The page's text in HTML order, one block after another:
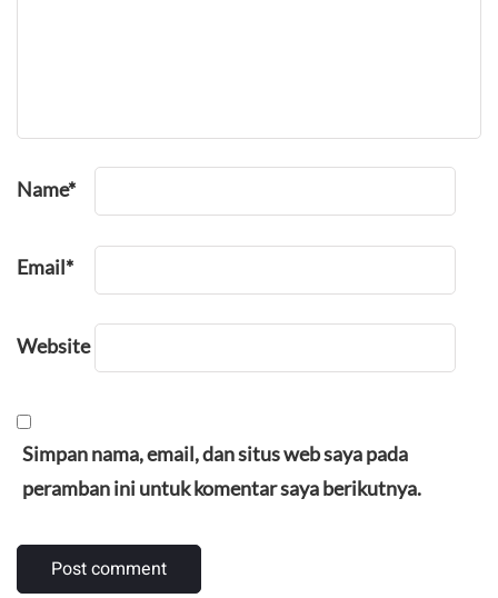
Name*
Email*
Website
Simpan nama, email, dan situs web saya pada
peramban ini untuk komentar saya berikutnya.